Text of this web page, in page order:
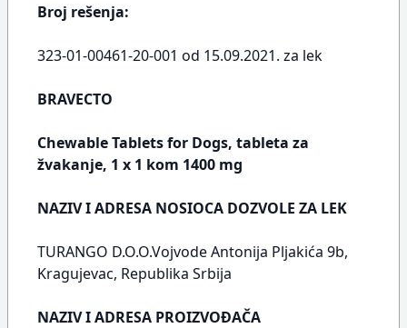
Broj rešenja:
323-01-00461-20-001 od 15.09.2021. za lek
BRAVECTO
Chewable Tablets for Dogs, tableta za
žvakanje, 1 x 1 kom 1400 mg
NAZIV I ADRESA NOSIOCA DOZVOLE ZA LEK
TURANGO D.O.O.Vojvode Antonija Pljakića 9b,
Kragujevac, Republika Srbija
NAZIV I ADRESA PROIZVOĐAČA